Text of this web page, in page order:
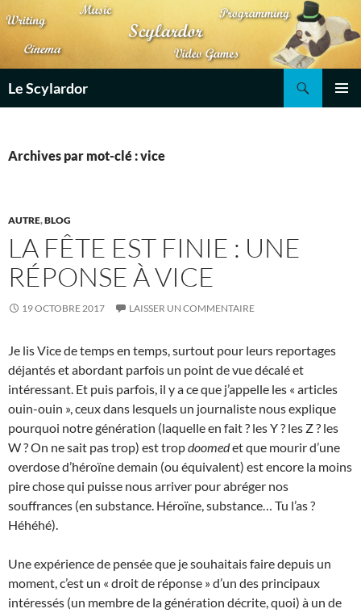
au
contenu
Le Scylardor
Archives par mot-clé : vice
AUTRE,BLOG
LA FÊTE EST FINIE : UNE
RÉPONSE À VICE
19 OCTOBRE 2017 LAISSER UN COMMENTAIRE
Je lis Vice de temps en temps, surtout pour leurs reportages
déjantés et abordant parfois un point de vue décalé et
intéressant. Et puis parfois, il y a ce que j’appelle les « articles
ouin-ouin », ceux dans lesquels un journaliste nous explique
pourquoi notre génération (laquelle en fait ? les Y ? les Z ? les
W ? On ne sait pas trop) est tropdoomedet que mourir d’une
overdose d’héroïne demain (ou équivalent) est encore la moins
pire chose qui puisse nous arriver pour abréger nos
souffrances (en substance. Héroïne, substance… Tu l’as ?
Héhéhé).
Une expérience de pensée que je souhaitais faire depuis un
moment, c’est un « droit de réponse » d’un des principaux
intéressés (un membre de la génération décrite, quoi) à un de